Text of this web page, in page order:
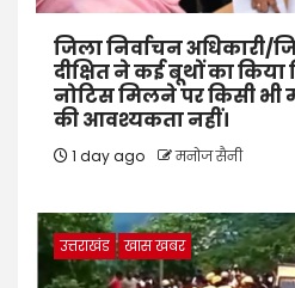
जिला निर्वाचन अधिकारी/
दीक्षित ने कई बूथों का किया
नोटिस मिलने पर किसी भी
की आवश्यकता नहीं।
1 day ago मनोज सैनी
उत्तराखंड खास खबर